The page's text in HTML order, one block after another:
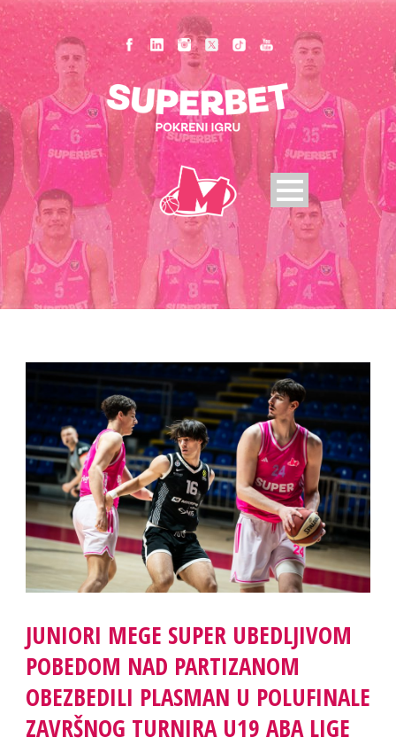
JUNIORI MEGE SUPER UBEDLJIVOM
POBEDOM NAD PARTIZANOM
OBEZBEDILI PLASMAN U POLUFINALE
ZAVRŠNOG TURNIRA U19 ABA LIGE